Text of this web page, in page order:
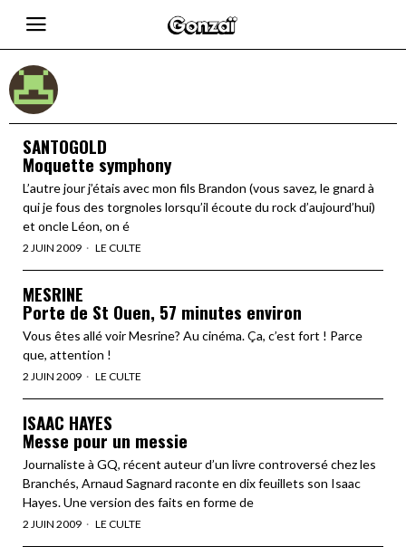
SANTOGOLD
Moquette symphony
L’autre jour j’étais avec mon fils Brandon (vous savez, le gnard à
qui je fous des torgnoles lorsqu’il écoute du rock d’aujourd’hui)
et oncle Léon, on é
2 JUIN 2009 LE CULTE
MESRINE
Porte de St Ouen, 57 minutes environ
Vous êtes allé voir Mesrine? Au cinéma. Ça, c’est fort ! Parce
que, attention !
2 JUIN 2009 LE CULTE
ISAAC HAYES
Messe pour un messie
Journaliste à GQ, récent auteur d’un livre controversé chez les
Branchés, Arnaud Sagnard raconte en dix feuillets son Isaac
Hayes. Une version des faits en forme de
2 JUIN 2009 LE CULTE